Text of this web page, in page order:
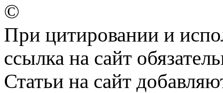
©
При цитировании и
ссылка на сайт
Статьи на сайт